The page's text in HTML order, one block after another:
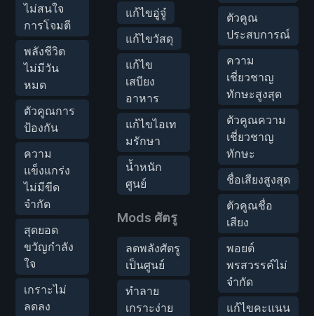
ไม่สนใจ
การโจมตี
พลังชีวิต
ไม่มีวัน
หมด
ตัวคูณการ
ป้องกัน
ความ
แข็งแกร่ง
ไม่มีขีด
จำกัด
สุดยอด
ขวัญกำลัง
ใจ
เกราะไม่
ลดลง
แก้ไขอู่จู๋
แก้ไขวัสดุ
แก้ไข
เสบียง
อาหาร
แก้ไขไอเท
มรักษา
น้ำหนัก
ศูนย์
Mods ศัตรู
ลดพลังศัตรู
เป็นศูนย์
ทำลาย
เกราะง่าย
ตัวคูณ
ประสบการณ์
ความ
เชี่ยวชาญ
ทักษะสูงสุด
ตัวคูณความ
เชี่ยวชาญ
ทักษะ
ชื่อเสียงสูงสุด
ตัวคูณชื่อ
เสียง
พอยต์
พรสวรรค์ไม่
จำกัด
แก้ไขคะแนน